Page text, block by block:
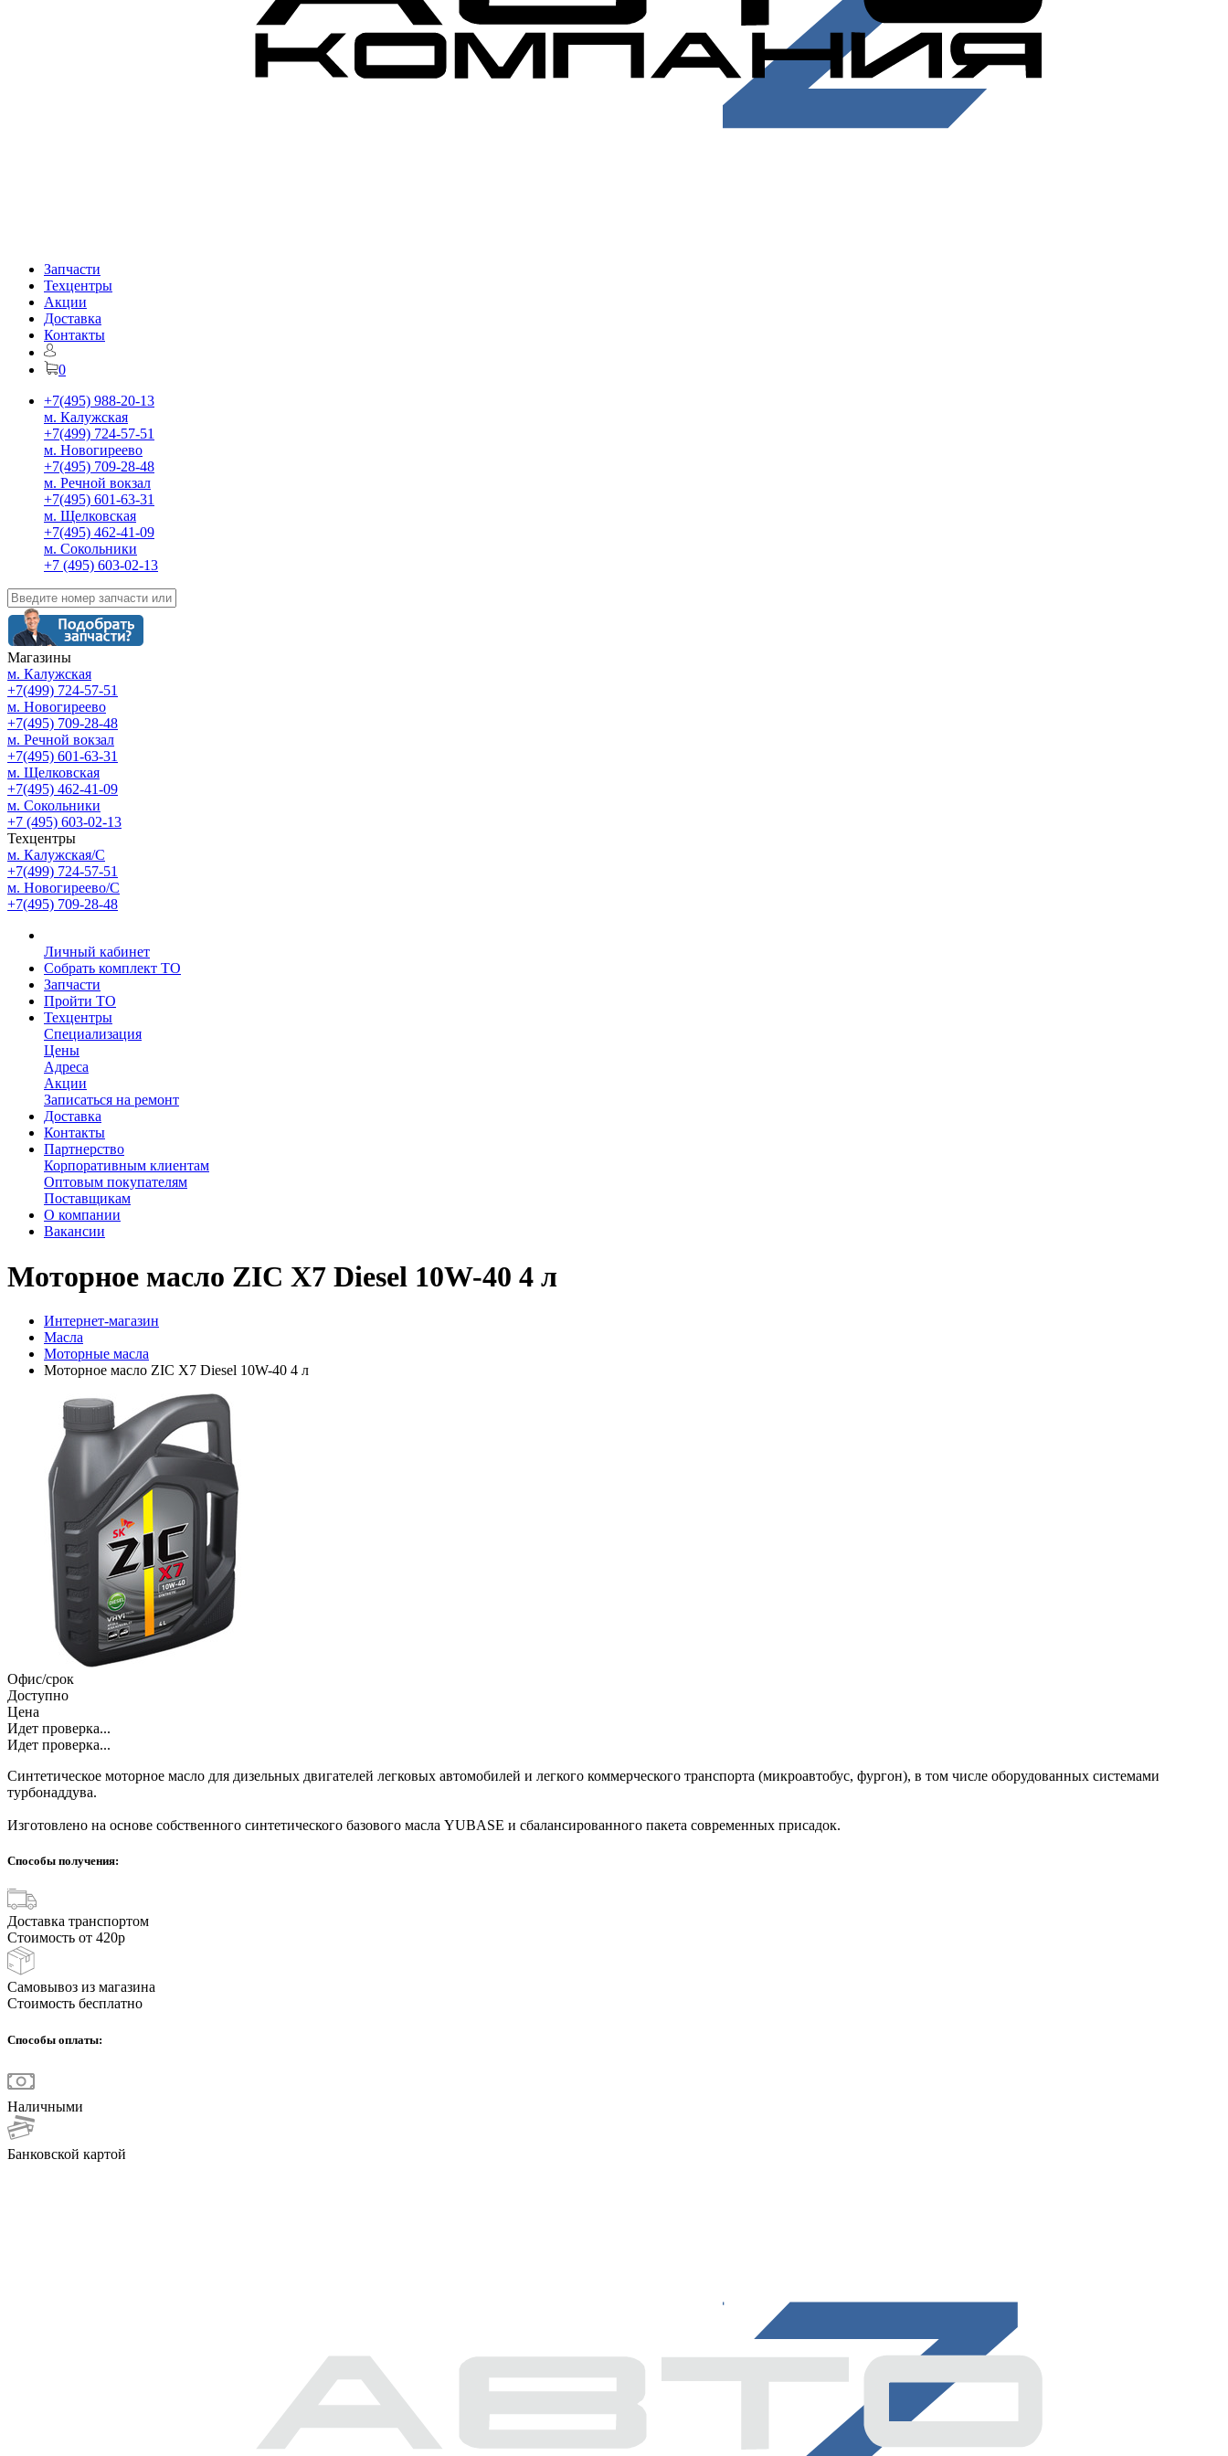
Запчасти
Техцентры
Акции
Доставка
Контакты
0
+7(495) 988-20-13
м. Калужская
+7(499) 724-57-51
м. Новогиреево
+7(495) 709-28-48
м. Речной вокзал
+7(495) 601-63-31
м. Щелковская
+7(495) 462-41-09
м. Сокольники
+7 (495) 603-02-13
Магазины
м. Калужская
+7(499) 724-57-51
м. Новогиреево
+7(495) 709-28-48
м. Речной вокзал
+7(495) 601-63-31
м. Щелковская
+7(495) 462-41-09
м. Сокольники
+7 (495) 603-02-13
Техцентры
м. Калужская/С
+7(499) 724-57-51
м. Новогиреево/С
+7(495) 709-28-48
Личный кабинет
Собрать комплект ТО
Запчасти
Пройти ТО
Техцентры
Специализация
Цены
Адреса
Акции
Записаться на ремонт
Доставка
Контакты
Партнерство
Корпоративным клиентам
Оптовым покупателям
Поставщикам
О компании
Вакансии
Моторное масло ZIC X7 Diesel 10W-40 4 л
Интернет-магазин
Масла
Моторные масла
Моторное масло ZIC X7 Diesel 10W-40 4 л
Офис/срок
Доступно
Цена
Идет проверка...
Идет проверка...
Синтетическое моторное масло для дизельных двигателей легковых автомобилей и легкого коммерческого транспорта (микроавтобус, фургон), в том числе оборудованных системами
турбонаддува.
Изготовлено на основе собственного синтетического базового масла YUBASE и сбалансированного пакета современных присадок.
Способы получения:
Доставка транспортом
Стоимость от 420р
Самовывоз из магазина
Стоимость бесплатно
Способы оплаты:
Наличными
Банковской картой